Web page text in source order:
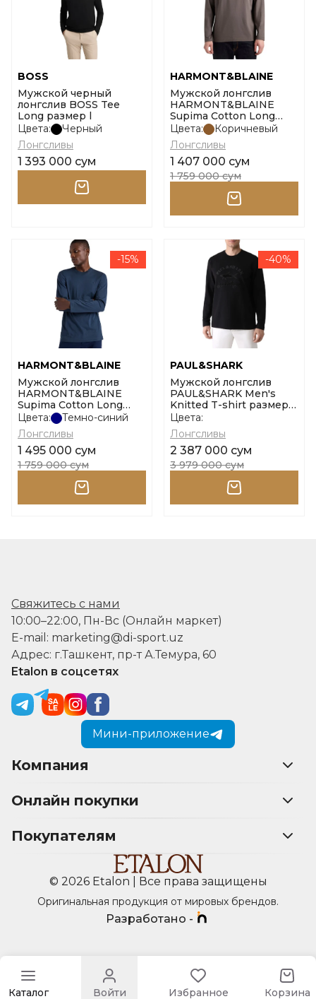
BOSS
Мужской черный
лонгслив BOSS Tee
Long размер l
Цвета:
Черный
Лонгсливы
1 393 000 сум
HARMONT&BLAINE
Мужской лонгслив
HARMONT&BLAINE
Supima Cotton Long
Sleeve размер l
Цвета:
Коричневый
Лонгсливы
1 407 000 сум
1 759 000 сум
-15%
HARMONT&BLAINE
Мужской лонгслив
HARMONT&BLAINE
Supima Cotton Long
Sleeve размер l
Цвета:
Темно-синий
Лонгсливы
1 495 000 сум
1 759 000 сум
-40%
PAUL&SHARK
Мужской лонгслив
PAUL&SHARK Men's
Knitted T-shirt размер
m
Цвета:
Лонгсливы
2 387 000 сум
3 979 000 сум
Свяжитесь с нами
10:00–22:00, Пн-Вс (Онлайн маркет)
E-mail: marketing@di-sport.uz
Адрес: г.Ташкент, пр-т А.Темура, 60
Etalon в соцсетях
Мини-приложение
Компания
Онлайн покупки
Покупателям
© 2026 Etalon | Все права защищены
Оригинальная продукция от мировых брендов.
Разработано -
Каталог Войти Избранное Корзина